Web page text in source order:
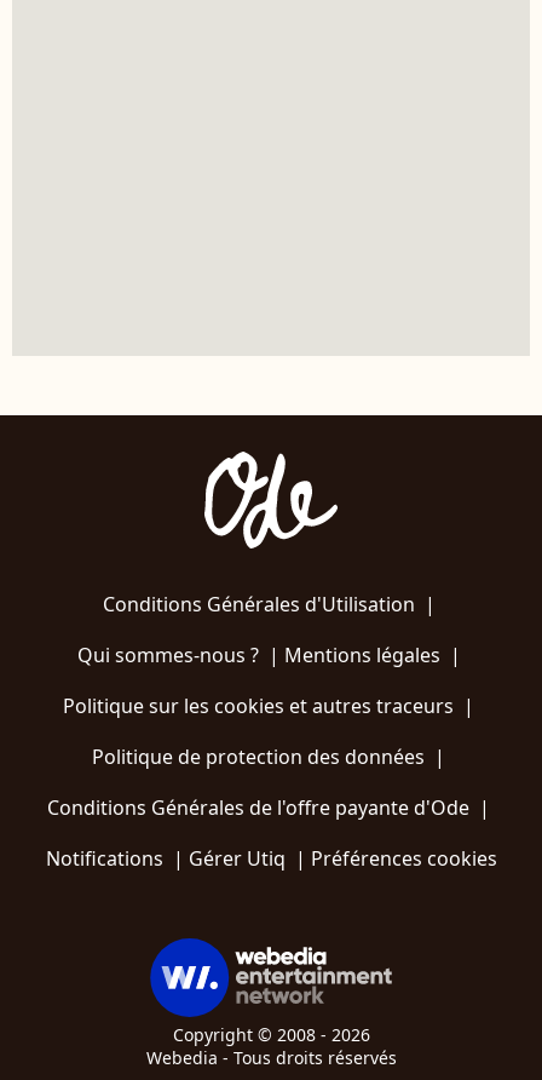
Conditions Générales d'Utilisation |
Qui sommes-nous ?| Mentions légales |
Politique sur les cookies et autres traceurs |
Politique de protection des données |
Conditions Générales de l'offre payante d'Ode |
Notifications | Gérer Utiq | Préférences cookies
Copyright © 2008 - 2026
Webedia - Tous droits réservés